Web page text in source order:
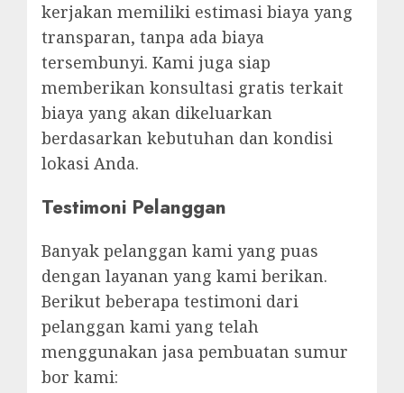
kerjakan memiliki estimasi biaya yang
transparan, tanpa ada biaya
tersembunyi. Kami juga siap
memberikan konsultasi gratis terkait
biaya yang akan dikeluarkan
berdasarkan kebutuhan dan kondisi
lokasi Anda.
Testimoni Pelanggan
Banyak pelanggan kami yang puas
dengan layanan yang kami berikan.
Berikut beberapa testimoni dari
pelanggan kami yang telah
menggunakan jasa pembuatan sumur
bor kami: